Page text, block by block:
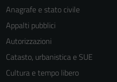
Anagrafe e stato civile
Appalti pubblici
Autorizzazioni
Catasto, urbanistica e SUE
Cultura e tempo libero